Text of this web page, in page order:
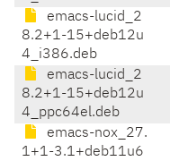
emacs-lucid_2
8.2+1-15+deb12u
4_i386.deb
emacs-lucid_2
8.2+1-15+deb12u
4_ppc64el.deb
emacs-nox_27.
1+1-3.1+deb11u6